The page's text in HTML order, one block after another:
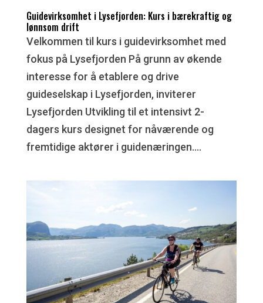
Guidevirksomhet i Lysefjorden: Kurs i bærekraftig og
lønnsom drift
Velkommen til kurs i guidevirksomhet med
fokus på Lysefjorden På grunn av økende
interesse for å etablere og drive
guideselskap i Lysefjorden, inviterer
Lysefjorden Utvikling til et intensivt 2-
dagers kurs designet for nåværende og
fremtidige aktører i guidenæringen....